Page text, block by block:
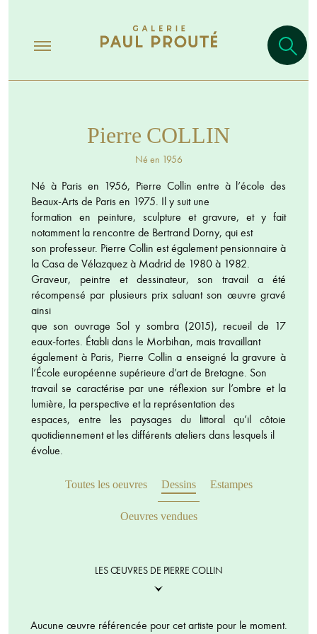
Pierre COLLIN
Né en 1956
Né à Paris en 1956, Pierre Collin entre à l’école des
Beaux-Arts de Paris en 1975. Il y suit une
formation en peinture, sculpture et gravure, et y fait
notamment la rencontre de Bertrand Dorny, qui est
son professeur. Pierre Collin est également pensionnaire à
la Casa de Vélazquez à Madrid de 1980 à 1982.
Graveur, peintre et dessinateur, son travail a été
récompensé par plusieurs prix saluant son œuvre gravé
ainsi
que son ouvrage Sol y sombra (2015), recueil de 17
eaux-fortes. Établi dans le Morbihan, mais travaillant
également à Paris, Pierre Collin a enseigné la gravure à
l’École européenne supérieure d’art de Bretagne. Son
travail se caractérise par une réflexion sur l’ombre et la
lumière, la perspective et la représentation des
espaces, entre les paysages du littoral qu’il côtoie
quotidiennement et les différents ateliers dans lesquels il
évolue.
Toutes les oeuvres Dessins Estampes
Oeuvres vendues
LES ŒUVRES DE PIERRE COLLIN
Aucune œuvre référencée pour cet artiste pour le moment.